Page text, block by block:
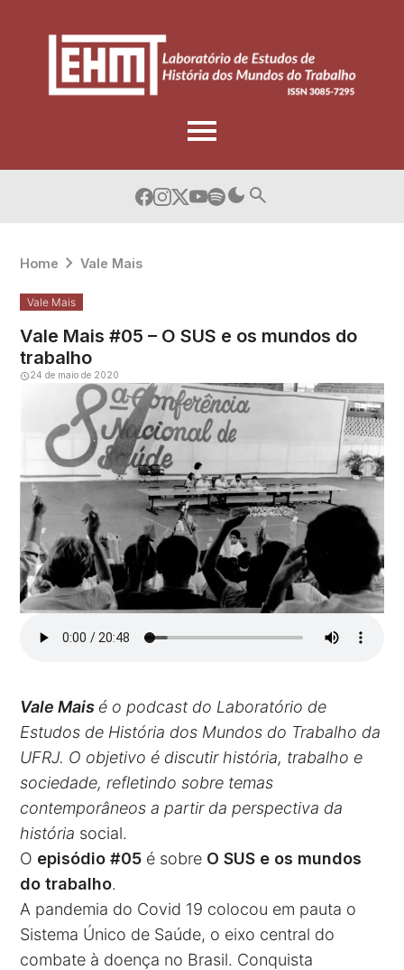
Home Vale Mais
Vale Mais
Vale Mais #05 – O SUS e os mundos do
trabalho
24 de maio de 2020
Vale Mais é o podcast do Laboratório de
Estudos de História dos Mundos do Trabalho da
UFRJ. O objetivo é discutir história, trabalho e
sociedade, refletindo sobre temas
contemporâneos a partir da perspectiva da
história social.
O episódio #05 é sobre O SUS e os mundos
do trabalho.
A pandemia do Covid 19 colocou em pauta o
Sistema Único de Saúde, o eixo central do
combate à doença no Brasil. Conquista